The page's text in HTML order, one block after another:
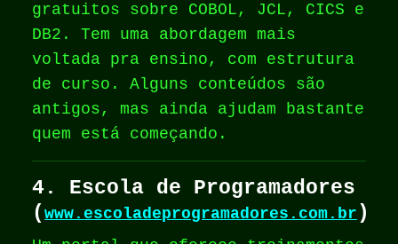
gratuitos sobre COBOL, JCL, CICS e
DB2. Tem uma abordagem mais
voltada pra ensino, com estrutura
de curso. Alguns conteúdos são
antigos, mas ainda ajudam bastante
quem está começando.
4. Escola de Programadores
( www.escoladeprogramadores.com.br )